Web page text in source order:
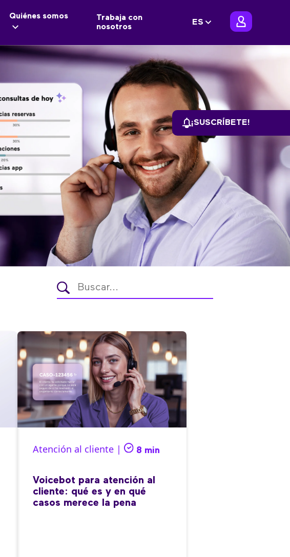
Quiénes somos
Trabaja con
nosotros
ES
Atención al cliente | 8 min
Voicebot para atención al
cliente: qué es y en qué
casos merece la pena
¡SUSCRÍBETE!